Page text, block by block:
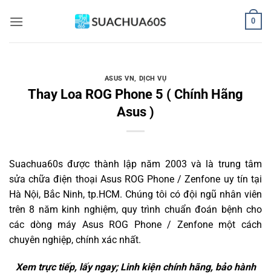
qua
0
ASUS VN, DỊCH VỤ
Thay Loa ROG Phone 5 ( Chính Hãng
Asus )
Suachua60s được thành lập năm 2003 và là trung tâm
sửa chữa điện thoại Asus ROG Phone / Zenfone uy tín tại
Hà Nội, Bắc Ninh, tp.HCM. Chúng tôi có đội ngũ nhân viên
trên 8 năm kinh nghiệm, quy trình chuẩn đoán bệnh cho
các dòng máy Asus ROG Phone / Zenfone một cách
chuyên nghiệp, chính xác nhất.
Xem trực tiếp, lấy ngay; Linh kiện chính hãng, bảo hành